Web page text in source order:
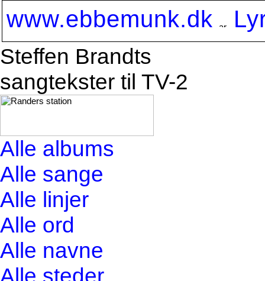
www.ebbemunk.dk
Steffen Brandts
sangtekster til TV-2
Alle albums
Alle sange
Alle linjer
Alle ord
Alle navne
Alle steder